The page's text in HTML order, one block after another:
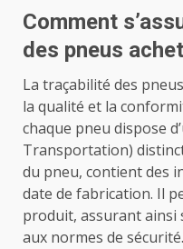
Comment
des pneus
La traçabilité des
la qualité et la
chaque pneu dispose
Transportation)
du pneu, contient des
date de fabrication. Il
produit, assurant ainsi
aux normes de sécurité.